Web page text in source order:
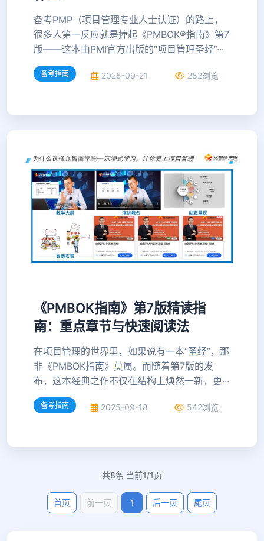
备考PMP（项目管理专业人士认证）的路上，
很多人第一反应就是捧起《PMBOK®指南》第7
版——这本由PMI官方出版的“项目管理圣经”···
备考指南 2025-09-21 282浏览
《PMBOK指南》第7版精读指
南：重点章节与快速阅读法
在项目管理的世界里，如果说有一本“圣经”，那
非《PMBOK指南》莫属。而随着第7版的发
布，这本经典之作不仅在结构上焕然一新，更···
备考指南 2025-09-18 542浏览
共8条 当前1/1页
首页 前一页 1 后一页 尾页